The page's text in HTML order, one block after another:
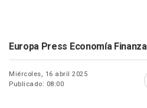
Europa Press Economía
Miércoles, 16 abril 2025
Publicado: 08:00